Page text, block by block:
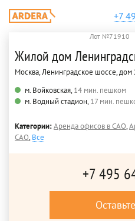
+7
Лот №71910
Жилой дом
Москва, Ленинградское шоссе, дом
м. Войковская,14 мин. пешком
м. Водный стадион,17 мин.
Категории:Аренда офисов в САО,
САО,Все
+7 495